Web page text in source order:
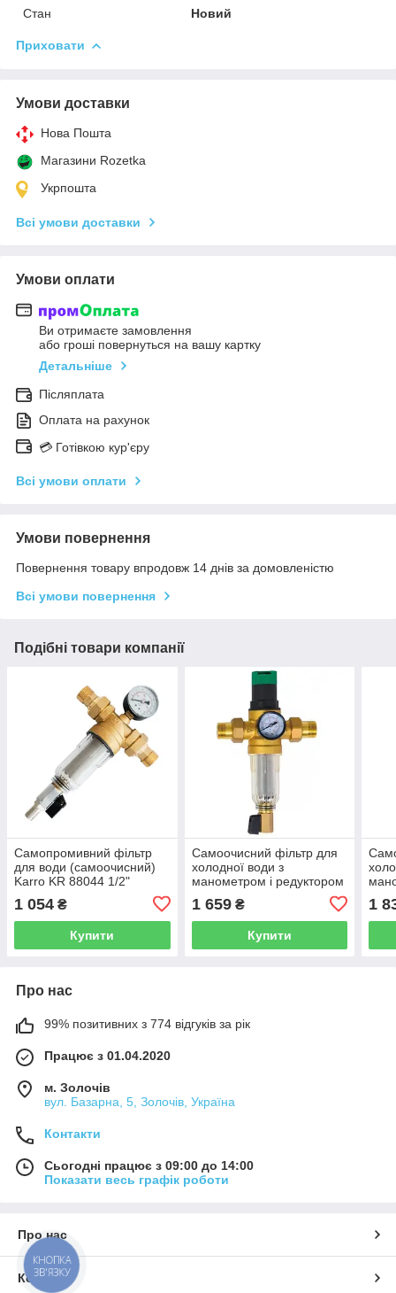
Стан
Новий
Приховати
Умови доставки
Нова Пошта
Магазини Rozetka
Укрпошта
Всі умови доставки
Умови оплати
Ви отримаєте замовлення
або гроші повернуться на вашу картку
Детальніше
Післяплата
Оплата на рахунок
💳 Готівкою кур'єру
Всі умови оплати
Умови повернення
Повернення товару впродовж 14 днів за домовленістю
Всі умови повернення
Подібні товари компанії
Самопромивний фільтр
для води (самоочисний)
Karro KR 88044 1/2"
1 054 ₴
Купити
Самоочисний фільтр для
холодної води з
манометром і редуктором
KOER KR.1242 1/2" 40°С
KR3187
1 659₴
Купити
1
Про нас
99% позитивних з 774 відгуків за рік
Працює з 01.04.2020
м. Золочів
вул. Базарна, 5, Золочів, Україна
Контакти
Сьогодні працює з 09:00 до 14:00
Показати весь графік роботи
Про нас
Контакти
КНОПКА
ЗВ'ЯЗКУ